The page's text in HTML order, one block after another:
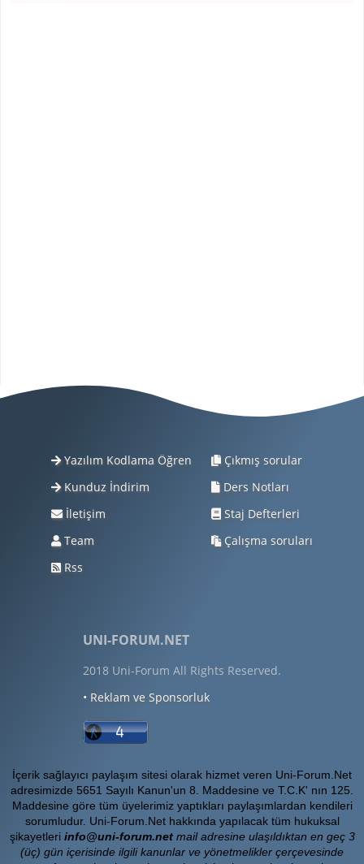
Yazılım Kodlama Öğren
Kunduz İndirim
İletişim
Team
Rss
Çıkmış sorular
Ders Notları
Staj Defterleri
Çalışma soruları
UNI-FORUM.NET
2018 Uni-Forum All Rights Reserved.
• Reklam ve Sponsorluk
İçerik sağlayıcı paylaşım sitesi olarak hizmet veren Uni-Forum.Net
adresimizde 5651 Sayılı Kanun'un 8. Maddesine ve T.C.K' nın 125.
Maddesine göre tüm üyelerimiz yaptıkları paylaşımlardan kendileri
sorumludur. Uni-Forum.Net hakkında yapılacak tüm hukuksal
şikayetleri info@uni-forum.netmail adresine ulaşıldıktan en geç 3
(üç) gün içerisinde ilgili kanunlar ve yönetmelikler çerçevesinde